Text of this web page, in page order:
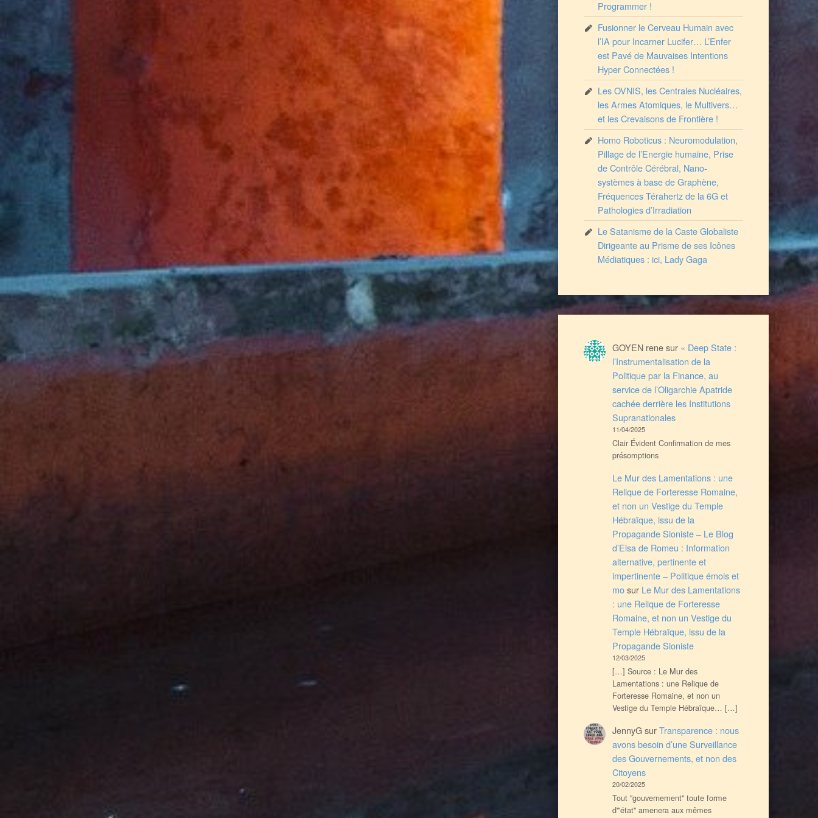
Programmer !
Fusionner le Cerveau Humain avec
l’IA pour Incarner Lucifer… L’Enfer
est Pavé de Mauvaises Intentions
Hyper Connectées !
Les OVNIS, les Centrales Nucléaires,
les Armes Atomiques, le Multivers…
et les Crevaisons de Frontière !
Homo Roboticus : Neuromodulation,
Pillage de l’Energie humaine, Prise
de Contrôle Cérébral, Nano-
systèmes à base de Graphène,
Fréquences Térahertz de la 6G et
Pathologies d’Irradiation
Le Satanisme de la Caste Globaliste
Dirigeante au Prisme de ses Icônes
Médiatiques : ici, Lady Gaga
GOYEN renesur « Deep State :
l’Instrumentalisation de la
Politique par la Finance, au
service de l’Oligarchie Apatride
cachée derrière les Institutions
Supranationales
11/04/2025
Clair Évident Confirmation de mes
présomptions
Le Mur des Lamentations : une
Relique de Forteresse Romaine,
et non un Vestige du Temple
Hébraïque, issu de la
Propagande Sioniste – Le Blog
d’Elsa de Romeu : Information
alternative, pertinente et
impertinente – Politique émois et
mosur Le Mur des Lamentations
: une Relique de Forteresse
Romaine, et non un Vestige du
Temple Hébraïque, issu de la
Propagande Sioniste
12/03/2025
[…] Source : Le Mur des
Lamentations : une Relique de
Forteresse Romaine, et non un
Vestige du Temple Hébraïque… […]
JennyGsurTransparence : nous
avons besoin d’une Surveillance
des Gouvernements, et non des
Citoyens
20/02/2025
Tout ''gouvernement'' toute forme
d'''état'' amenera aux mêmes